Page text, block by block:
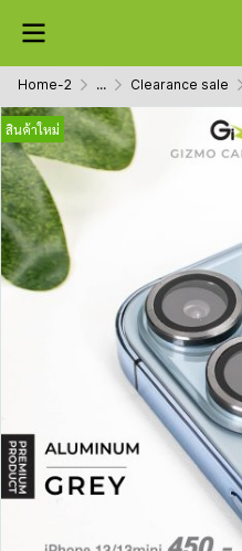
Home-2 ... Clearance sale
สินค้าใหม่